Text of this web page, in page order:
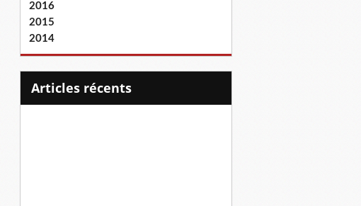
2016
2015
2014
articles récents